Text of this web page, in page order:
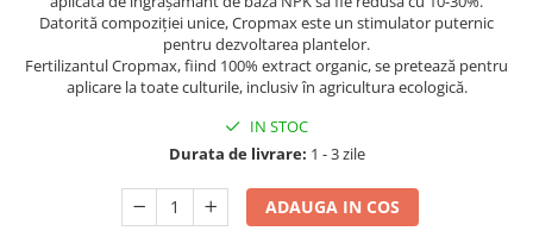
Datorită compoziției unice, Cropmax este un stimulator puternic
pentru dezvoltarea plantelor.
Fertilizantul Cropmax, fiind 100% extract organic, se pretează pentru
aplicare la toate culturile, inclusiv în agricultura ecologică.
IN STOC
Durata de livrare: 1 - 3 zile
ADAUGA IN COS